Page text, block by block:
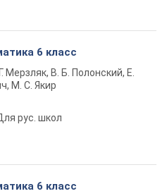
6 класс
Мерзляк, В. Б. Полонский, Е.
М. С. Якир
рус. школ
6 класс